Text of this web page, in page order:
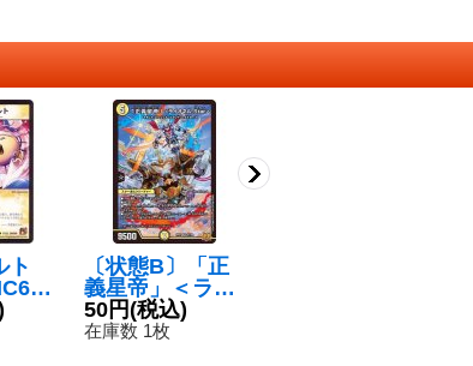
ト
〔状態B〕「正
義星帝」＜ライ
オネル.Star＞
【SR】{RP21S
50円(税込)
在庫数 1枚